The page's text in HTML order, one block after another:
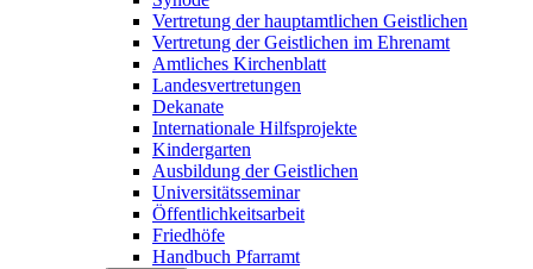
Vertretung der hauptamtlichen Geistlichen
Vertretung der Geistlichen im Ehrenamt
Amtliches Kirchenblatt
Landesvertretungen
Dekanate
Internationale Hilfsprojekte
Kindergarten
Ausbildung der Geistlichen
Universitätsseminar
Öffentlichkeitsarbeit
Friedhöfe
Handbuch Pfarramt